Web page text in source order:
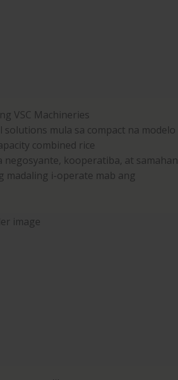
VSC Machineries
solutions mula sa compact na modelo
combined rice
negosyante, kooperatiba, at samahan
madaling i-operate mab ang